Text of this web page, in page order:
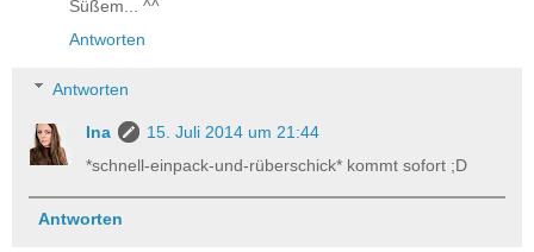
Süßem... ^^
Antworten
Antworten
Ina
15. Juli 2014 um 21:44
*schnell-einpack-und-rüberschick* kommt sofort ;D
Antworten